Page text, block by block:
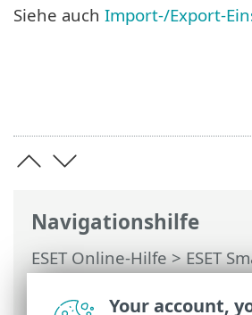
Navigationshilfe
ESET Online-Hilfe>ESET
Premium>Erweiterte
Erweiterte Einstellungen
Siehe auch Import-/Export-
Your account,